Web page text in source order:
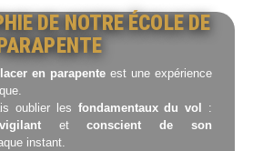
DE NOTRE ÉCOLE DE
PARAPENTE
en parapente est une expérience
oublier les fondamentaux du vol
:
vigilantetconscient de son
instant.